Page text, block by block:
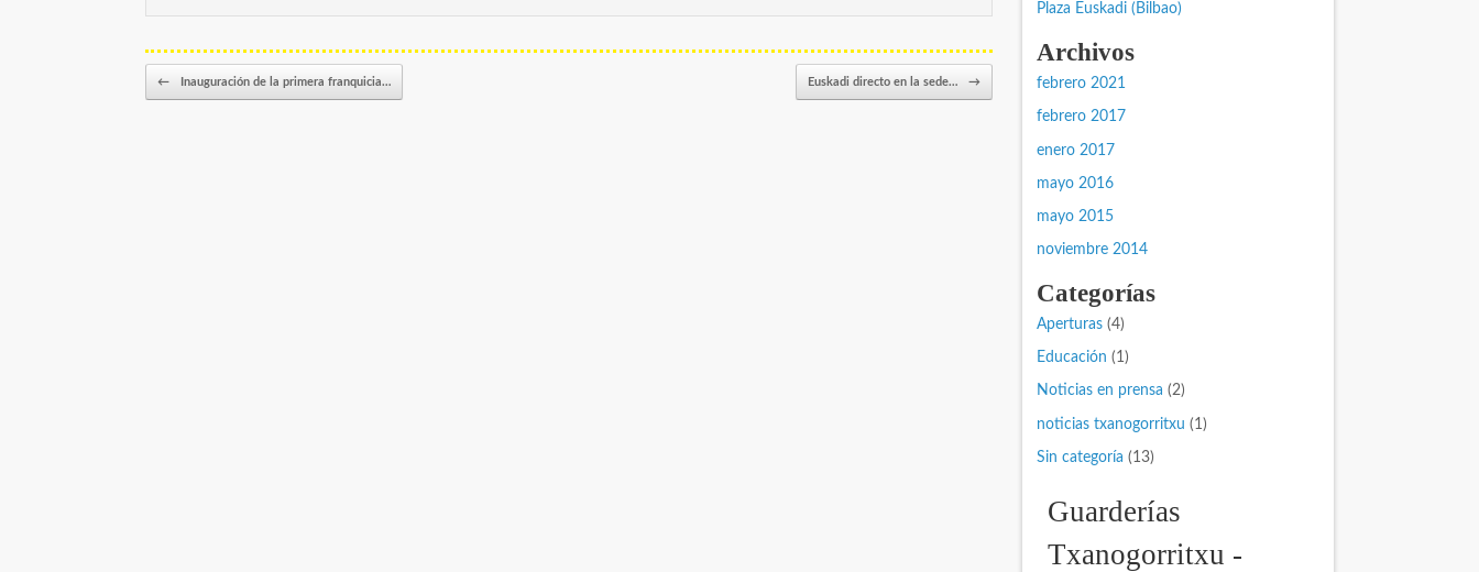
Navegador de artículos
← Inauguración de la primera franquicia… Euskadi directo en la sede… →
Plaza Euskadi (Bilbao)
Archivos
febrero 2021
febrero 2017
enero 2017
mayo 2016
mayo 2015
noviembre 2014
Categorías
Aperturas (4)
Educación (1)
Noticias en prensa (2)
noticias txanogorritxu (1)
Sin categoría (13)
Guarderías
Txanogorritxu -